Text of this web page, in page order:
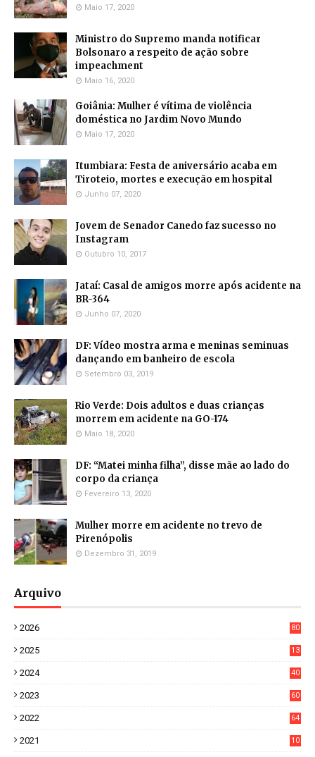
Maio 17, 2020
Ministro do Supremo manda notificar
Bolsonaro a respeito de ação sobre
impeachment
Maio 16, 2020
Goiânia: Mulher é vítima de violência
doméstica no Jardim Novo Mundo
Maio 17, 2020
Itumbiara: Festa de aniversário acaba em
Tiroteio, mortes e execução em hospital
Junho 07, 2020
Jovem de Senador Canedo faz sucesso no
Instagram
Outubro 10, 2017
Jataí: Casal de amigos morre após acidente na
BR-364
Junho 07, 2020
DF: Vídeo mostra arma e meninas seminuas
dançando em banheiro de escola
Setembro 03, 2019
Rio Verde: Dois adultos e duas crianças
morrem em acidente na GO-174
Maio 18, 2020
DF: “Matei minha filha”, disse mãe ao lado do
corpo da criança
Fevereiro 13, 2020
Mulher morre em acidente no trevo de
Pirenópolis
Dezembro 31, 2019
Arquivo
2026
80
2025
13
2024
40
2023
60
2022
64
2021
10